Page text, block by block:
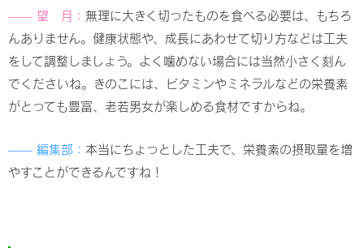
—— 望 月： 無理に大きく切ったものを食べる必要は、もちろ
んありません。健康状態や、成長にあわせて切り方などは工夫
をして調整しましょう。よく噛めない場合には当然小さく刻ん
でくださいね。きのこには、ビタミンやミネラルなどの栄養素
がとっても豊富、老若男女が楽しめる食材ですからね。
—— 編集部： 本当にちょっとした工夫で、栄養素の摂取量を増
やすことができるんですね！